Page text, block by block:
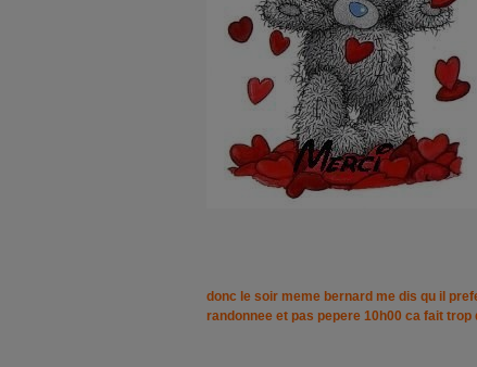
donc le soir meme bernard me dis qu il
randonnee et pas pepere 10h00 ca fait trop